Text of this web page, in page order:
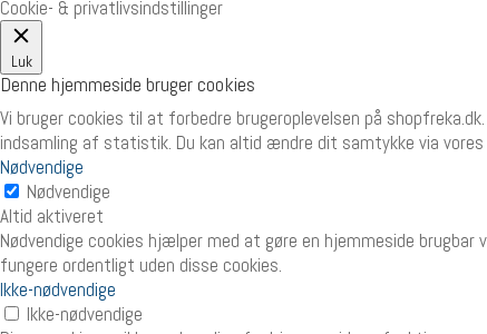
Cookie- & privatlivsindstillinger
Luk
Denne hjemmeside bruger cookies
Vi bruger cookies til at forbedre brugeroplevelsen på
indsamling af statistik. Du kan altid ændre dit samtykke via vores
Nødvendige
Nødvendige
Altid aktiveret
Nødvendige cookies hjælper med at gøre en hjemmeside
fungere ordentligt uden disse cookies.
Ikke-nødvendige
Ikke-nødvendige